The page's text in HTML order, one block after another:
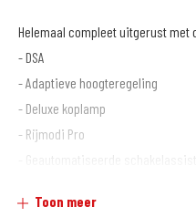
Helemaal compleet uitgerust met
- DSA
- Adaptieve hoogteregeling
- Deluxe koplamp
- Rijmodi Pro
- Touring-pakket
Toon meer